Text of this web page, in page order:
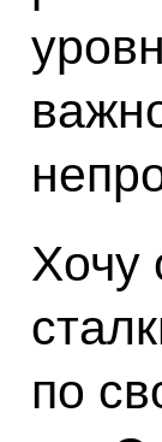
Хочу
по